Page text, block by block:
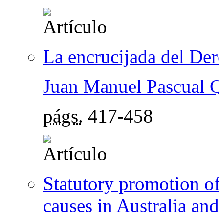
La encrucijada del
Juan Manuel Pascual
págs. 417-458
Statutory promotion
causes in Australia